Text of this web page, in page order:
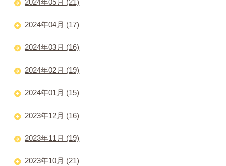
2024年05月 (21)
2024年04月 (17)
2024年03月 (16)
2024年02月 (19)
2024年01月 (15)
2023年12月 (16)
2023年11月 (19)
2023年10月 (21)